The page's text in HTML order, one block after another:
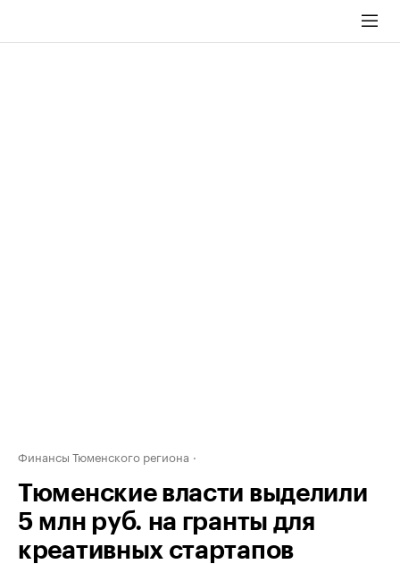
Финансы Тюменского региона
Тюменские власти выделили
5 млн руб. на гранты для
креативных стартапов